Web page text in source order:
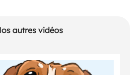
autres vidéos